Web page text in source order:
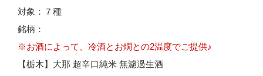
対象：７種
銘柄：
※お酒によって、冷酒とお燗との2温度でご提供♪
【栃木】大那 超辛口純米 無濾過生酒